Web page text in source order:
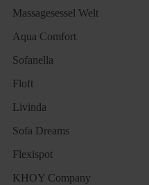
Massagesessel Welt
Aqua Comfort
Sofanella
Floft
Livinda
Sofa Dreams
Flexispot
KHOY Company